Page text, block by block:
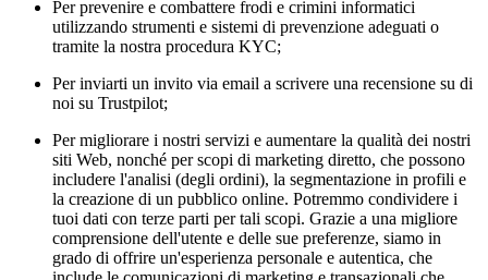
Per prevenire e combattere frodi e crimini informatici
utilizzando strumenti e sistemi di prevenzione adeguati o
tramite la nostra procedura KYC;
Per inviarti un invito via email a scrivere una recensione su di
noi su Trustpilot;
Per migliorare i nostri servizi e aumentare la qualità dei nostri
siti Web, nonché per scopi di marketing diretto, che possono
includere l'analisi (degli ordini), la segmentazione in profili e
la creazione di un pubblico online. Potremmo condividere i
tuoi dati con terze parti per tali scopi. Grazie a una migliore
comprensione dell'utente e delle sue preferenze, siamo in
grado di offrire un'esperienza personale e autentica, che